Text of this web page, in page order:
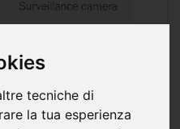
tecniche di
la tua esperienza